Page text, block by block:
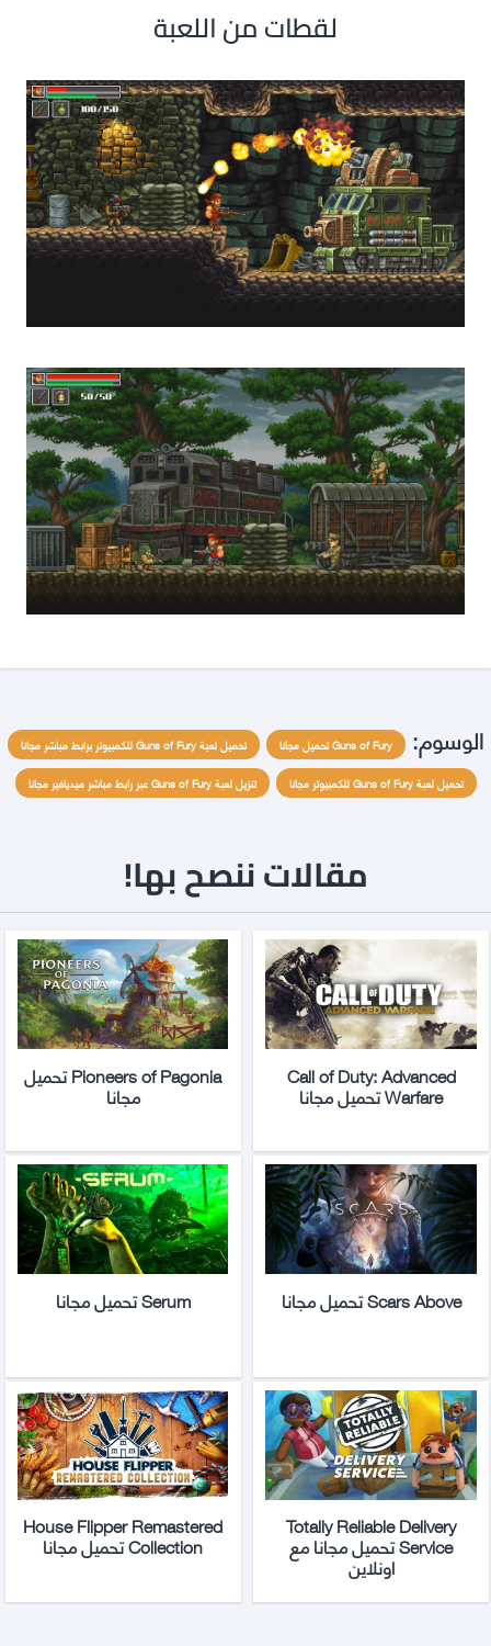
لقطات من اللعبة
الوسوم: Guns of Fury تحميل مجانا
تحميل لعبة Guns of Fury للكمبيوتر برابط مباشر مجانا
تحميل لعبة Guns of Fury للكمبيوتر مجانا
تنزيل لعبة Guns of Fury عبر رابط مباشر ميديافير مجانا
مقالات ننصح بها!
Call of Duty: Advanced
Warfare تحميل مجانا
Pioneers of Pagonia تحميل
مجانا
Scars Above تحميل مجانا Serum تحميل مجانا
Totally Reliable Delivery
Service تحميل مجانا مع
اونلاين
House Flipper Remastered
Collection تحميل مجانا